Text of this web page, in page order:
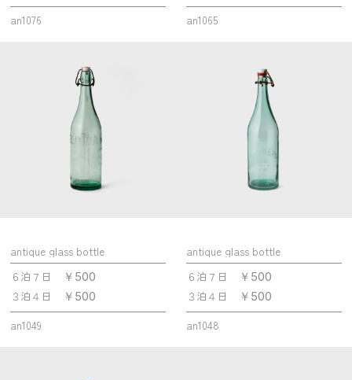
an1076 an1065
antique glass bottle
６泊７日
￥500
３泊４日 ￥500
an1049
antique glass bottle
６泊７日
￥500
３泊４日 ￥500
an1048